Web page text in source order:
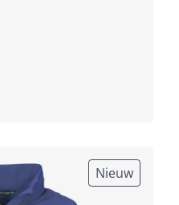
Nieuw